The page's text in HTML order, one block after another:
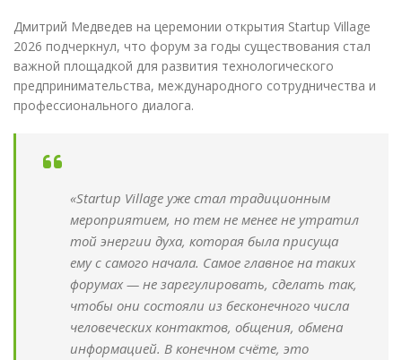
Дмитрий Медведев на церемонии открытия Startup Village
2026 подчеркнул, что форум за годы существования стал
важной площадкой для развития технологического
предпринимательства, международного сотрудничества и
профессионального диалога.
«Startup Village уже стал традиционным
мероприятием, но тем не менее не утратил
той энергии духа, которая была присуща
ему с самого начала. Самое главное на таких
форумах — не зарегулировать, сделать так,
чтобы они состояли из бесконечного числа
человеческих контактов, общения, обмена
информацией. В конечном счёте, это